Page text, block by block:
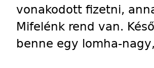
vonakodott fizetni,
Mifelénk rend van.
benne egy lomha-